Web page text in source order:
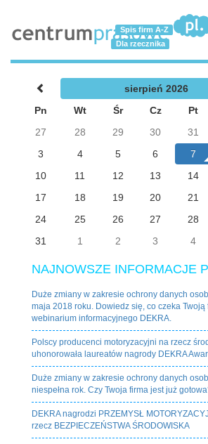
Spis firm A-Z
Dla rzecznika
sierpień 2026
Pn
Wt Śr Cz Pt
27
28 29 30 31
3
4 5 6 7
10
11 12 13 14
17
18 19 20 21
24
25 26 27 28
31
1 2 3 4
NAJNOWSZE INFORMACJE
Duże zmiany w zakresie ochrony danych
maja 2018 roku. Dowiedz się, co czeka Twoją
webinarium informacyjnego DEKRA.
Polscy producenci motoryzacyjni na rzecz
uhonorowała laureatów nagrody DEKRA
Duże zmiany w zakresie ochrony danych
niespełna rok. Czy Twoja firma jest już
DEKRA nagrodzi PRZEMYSŁ
rzecz BEZPIECZEŃSTWA ŚRODOWISKA